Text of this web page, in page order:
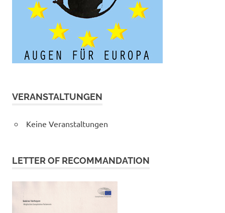
VERANSTALTUNGEN
Keine Veranstaltungen
LETTER OF RECOMMANDATION